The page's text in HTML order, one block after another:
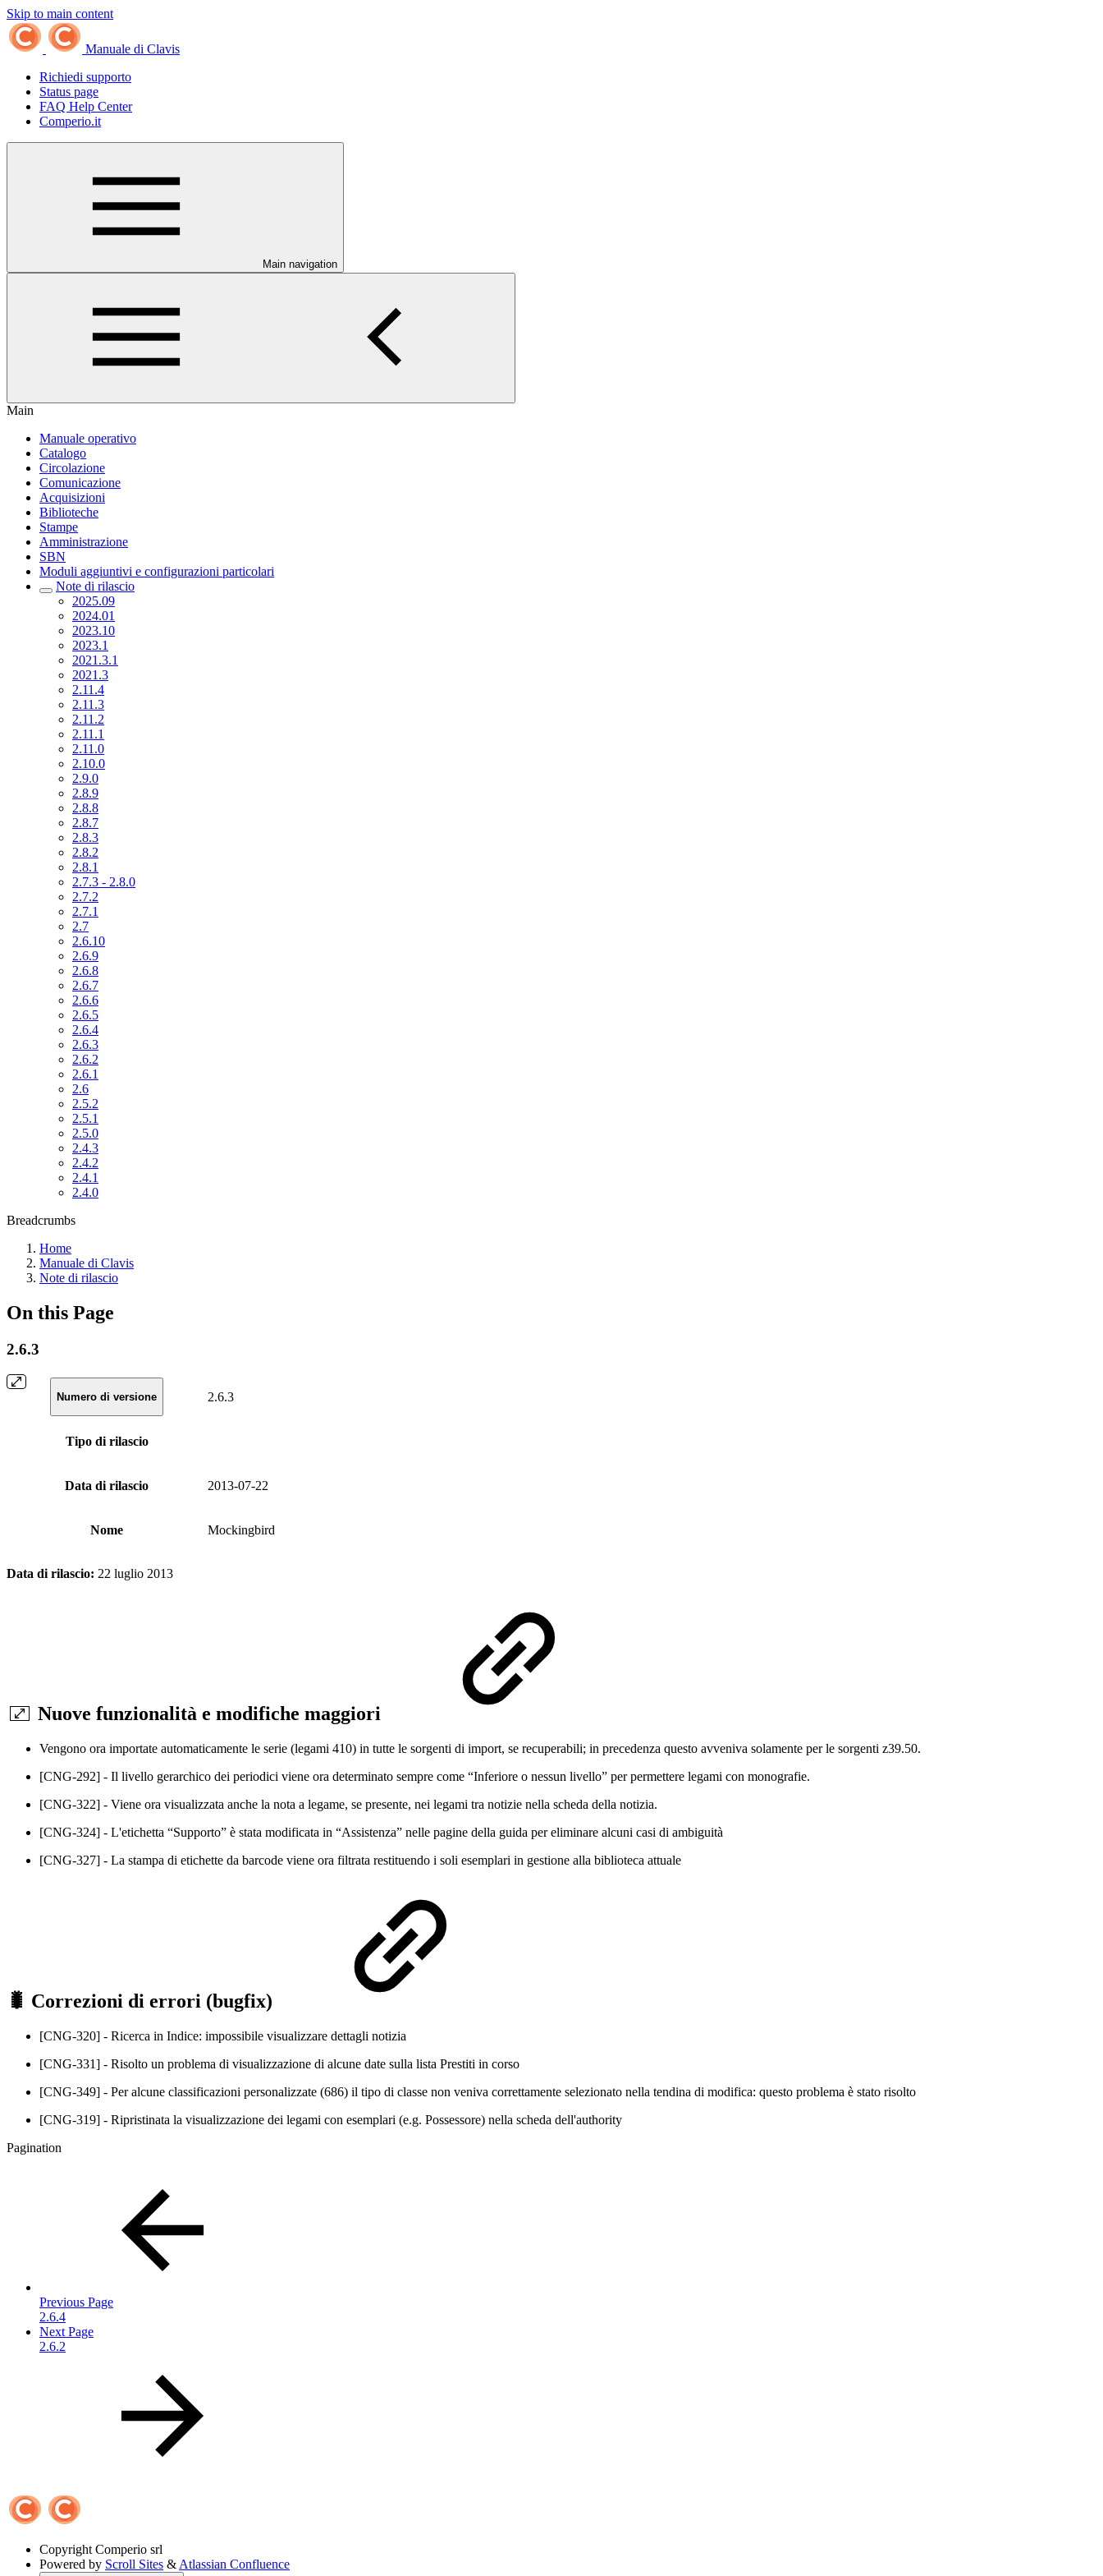
Skip to main content
Manuale di Clavis
Richiedi supporto
Status page
FAQ Help Center
Comperio.it
Main navigation
Main
Manuale operativo
Catalogo
Circolazione
Comunicazione
Acquisizioni
Biblioteche
Stampe
Amministrazione
SBN
Moduli aggiuntivi e configurazioni particolari
Note di rilascio
2025.09
2024.01
2023.10
2023.1
2021.3.1
2021.3
2.11.4
2.11.3
2.11.2
2.11.1
2.11.0
2.10.0
2.9.0
2.8.9
2.8.8
2.8.7
2.8.3
2.8.2
2.8.1
2.7.3 - 2.8.0
2.7.2
2.7.1
2.7
2.6.10
2.6.9
2.6.8
2.6.7
2.6.6
2.6.5
2.6.4
2.6.3
2.6.2
2.6.1
2.6
2.5.2
2.5.1
2.5.0
2.4.3
2.4.2
2.4.1
2.4.0
Breadcrumbs
Home
Manuale di Clavis
Note di rilascio
On this Page
2.6.3
Numero di versione 2.6.3
Tipo di rilascio
Data di rilascio 2013-07-22
Nome Mockingbird
Data di rilascio: 22 luglio 2013
Nuove funzionalità e modifiche maggiori
Vengono ora importate automaticamente le serie (legami 410) in tutte le sorgenti di import, se recuperabili; in precedenza questo avveniva solamente per le sorgenti z39.50.
[CNG-292] - Il livello gerarchico dei periodici viene ora determinato sempre come “Inferiore o nessun livello” per permettere legami con monografie.
[CNG-322] - Viene ora visualizzata anche la nota a legame, se presente, nei legami tra notizie nella scheda della notizia.
[CNG-324] - L'etichetta “Supporto” è stata modificata in “Assistenza” nelle pagine della guida per eliminare alcuni casi di ambiguità
[CNG-327] - La stampa di etichette da barcode viene ora filtrata restituendo i soli esemplari in gestione alla biblioteca attuale
🐛 Correzioni di errori (bugfix)
[CNG-320] - Ricerca in Indice: impossibile visualizzare dettagli notizia
[CNG-331] - Risolto un problema di visualizzazione di alcune date sulla lista Prestiti in corso
[CNG-349] - Per alcune classificazioni personalizzate (686) il tipo di classe non veniva correttamente selezionato nella tendina di modifica: questo problema è stato risolto
[CNG-319] - Ripristinata la visualizzazione dei legami con esemplari (e.g. Possessore) nella scheda dell'authority
Pagination
Previous Page
2.6.4
Next Page
2.6.2
Copyright Comperio srl
Powered by Scroll Sites & Atlassian Confluence